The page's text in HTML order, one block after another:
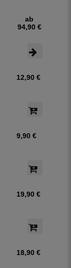
ab
94,90 €
12,90 €
9,90 €
19,90 €
18,90 €